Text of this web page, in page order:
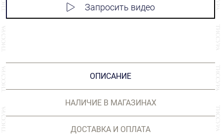
Запросить видео
ОПИСАНИЕ
НАЛИЧИЕ В МАГАЗИНАХ
ДОСТАВКА И ОПЛАТА